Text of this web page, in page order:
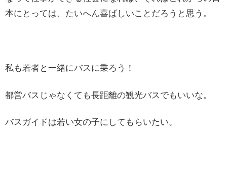
本にとっては、たいへん喜ばしいことだろうと思う。
私も若者と一緒にバスに乗ろう！
都営バスじゃなくても長距離の観光バスでもいいな。
バスガイドは若い女の子にしてもらいたい。